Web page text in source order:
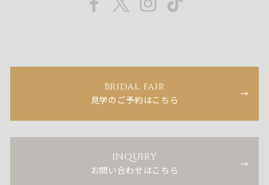
Bridal fair
見学のご予約はこちら
INQUIRY
お問い合わせはこちら